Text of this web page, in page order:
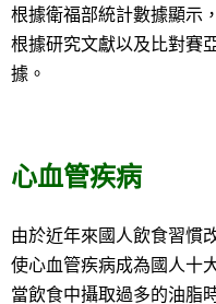
根據衛福部統計數據顯示
根據研究文獻以及比對賽
據。
心血管疾病
由於近年來國人飲食習慣
使心血管疾病成為國人十
當飲食中攝取過多的油脂